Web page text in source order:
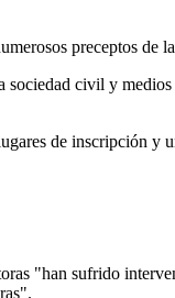
preceptos de
sociedad civil y
de inscripción y
"han sufrido